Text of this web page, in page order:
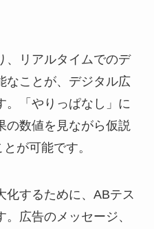
、リアルタイムでのデ
なことが、デジタル広
。「やりっぱなし」に
の数値を見ながら仮説
が可能です。
化するために、ABテス
。広告のメッセージ、